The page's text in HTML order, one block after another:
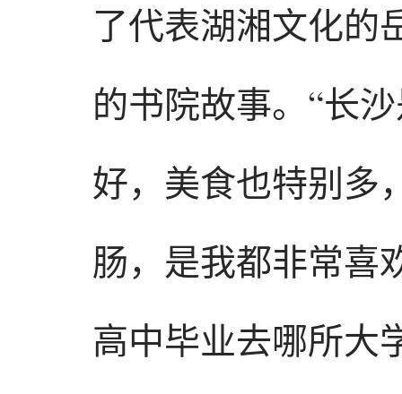
了代表湖湘文化的
的书院故事。“长
好，美食也特别多
肠，是我都非常喜
高中毕业去哪所大